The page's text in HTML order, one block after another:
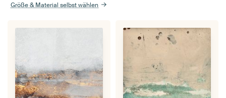
Größe & Material selbst wählen